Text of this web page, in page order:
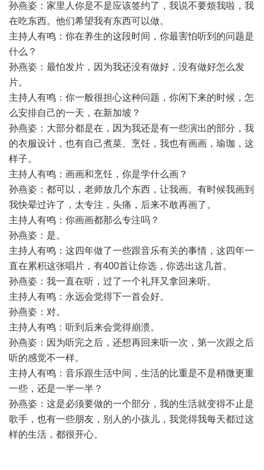
孙燕姿：家里人你是不是应该签约了，我说不要烦我啦，我
在吃东西。他们希望我有东西可以做。
主持人有鸣：你在养生的这段时间，你最害怕听到的问题是
什么？
孙燕姿：最怕发片，因为我还没有做好，没有做好怎么发
片。
主持人有鸣：你一般很担心这种问题，你闲下来的时候，怎
么安排自己的一天，在新加坡？
孙燕姿：大部分都是在，因为我还是有一些演出的部分，我
的衣服设计，也有自己煮菜、烹饪，我也有画画，瑜珈，这
样子。
主持人有鸣：画画和烹饪，你是学什么画？
孙燕姿：都可以，老师放几个东西，让我画。有时候我画到
我快晕过许了，太专注，头痛，后来不敢再画了。
主持人有鸣：你画画都那么专注吗？
孙燕姿：是。
主持人有鸣：这四年做了一些跟音乐有关的事情，这四年一
直在累积这张唱片，有400首让你选，你选出这几首。
孙燕姿：我一直在听，过了一个礼拜又拿回来听。
主持人有鸣：永远会觉得下一首会好。
孙燕姿：对。
主持人有鸣：听到后来会觉得崩溃。
孙燕姿：因为听完之后，还想再回来听一次，第一次跟之后
听的感觉不一样。
主持人有鸣：音乐跟生活中间，生活的比重是不是稍微更重
一些，还是一半一半？
孙燕姿：这是必须要做的一个部分，我的生活就变得不止是
歌手，也有一些朋友，别人的小孩儿，我觉得我每天都过这
样的生活，都很开心。